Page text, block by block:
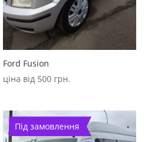
Ford Fusion
ціна від 500 грн.
Під замовлення